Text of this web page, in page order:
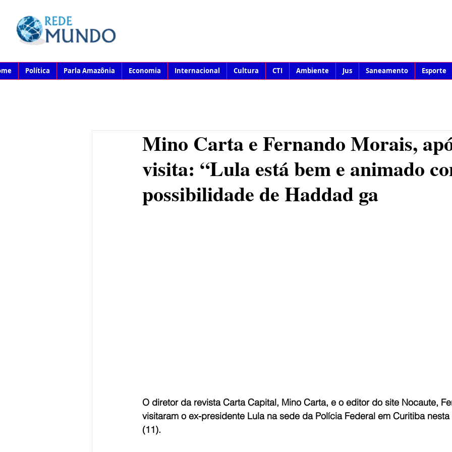
Política Parla Amazônia Economia Internacional Cultura CTI Ambiente Jus Saneamento Esporte
Mino Carta e Fernando Morais,
visita: “Lula está bem e animado
possibilidade de Haddad ga
O diretor da revista Carta Capital, Mino Carta, e o editor do site Nocaute,
visitaram o ex-presidente Lula na sede da Polícia Federal em Curitiba
(11).